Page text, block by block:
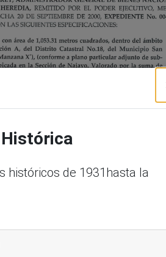
históricos de 1931hasta la